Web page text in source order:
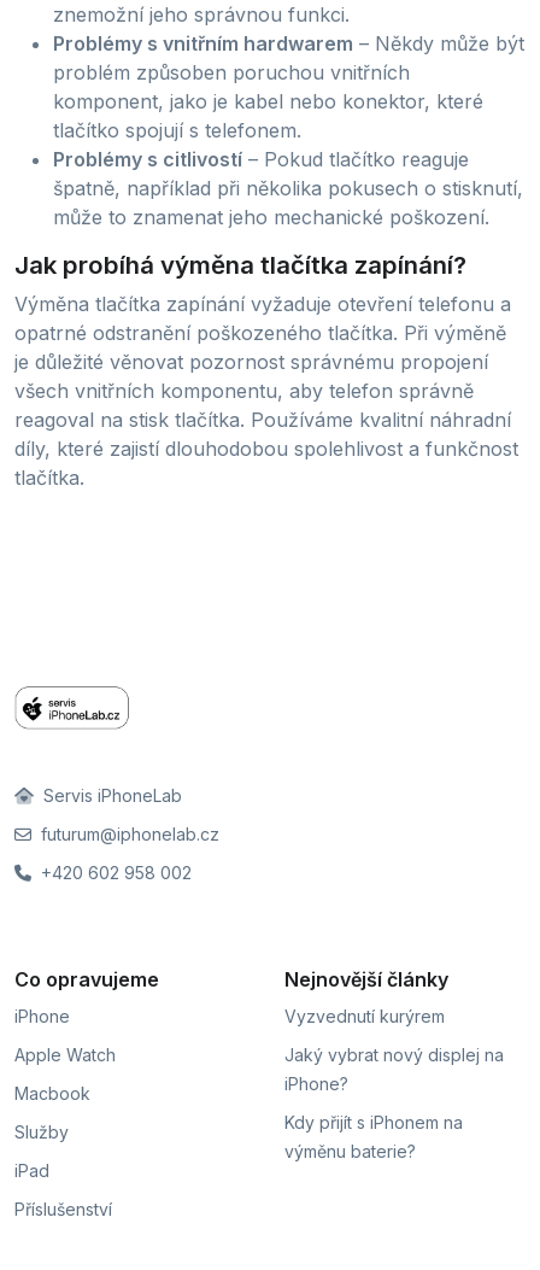
znemožní jeho správnou funkci.
Problémy s vnitřním hardwarem – Někdy může být
problém způsoben poruchou vnitřních
komponent, jako je kabel nebo konektor, které
tlačítko spojují s telefonem.
Problémy s citlivostí – Pokud tlačítko reaguje
špatně, například při několika pokusech o stisknutí,
může to znamenat jeho mechanické poškození.
Jak probíhá výměna tlačítka zapínání?
Výměna tlačítka zapínání vyžaduje otevření telefonu a
opatrné odstranění poškozeného tlačítka. Při výměně
je důležité věnovat pozornost správnému propojení
všech vnitřních komponentu, aby telefon správně
reagoval na stisk tlačítka. Používáme kvalitní náhradní
díly, které zajistí dlouhodobou spolehlivost a funkčnost
tlačítka.
Servis iPhoneLab
futurum@iphonelab.cz
+420 602 958 002
Co opravujeme
iPhone
Apple Watch
Macbook
Služby
iPad
Příslušenství
Nejnovější články
Vyzvednutí kurýrem
Jaký vybrat nový displej na
iPhone?
Kdy přijít s iPhonem na
výměnu baterie?